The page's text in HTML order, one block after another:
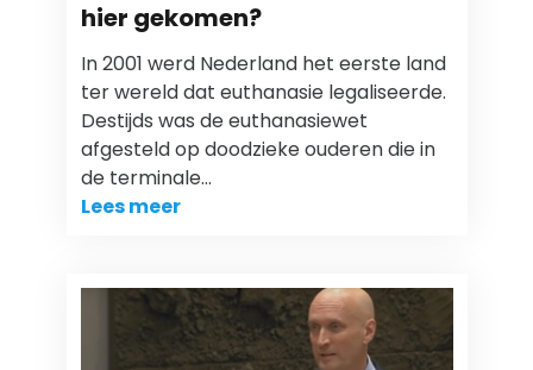
hier gekomen?
In 2001 werd Nederland het eerste land
ter wereld dat euthanasie legaliseerde.
Destijds was de euthanasiewet
afgesteld op doodzieke ouderen die in
de terminale…
Lees meer